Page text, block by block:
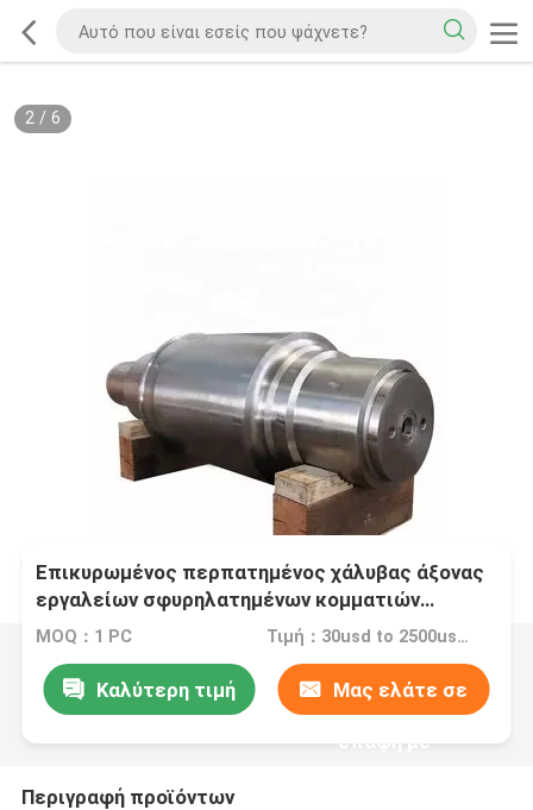
2/ 6
Επικυρωμένος περπατημένος χάλυβας άξονας
εργαλείων σφυρηλατημένων κομματιών
Sae1045 Sae4140 Sae8620 34crnimo6 ο ISO
MOQ：1 PC Τιμή：30usd to 2500usd per piece
Καλύτερη τιμή Μας ελάτε σε
επαφή με
Περιγραφή προϊόντων